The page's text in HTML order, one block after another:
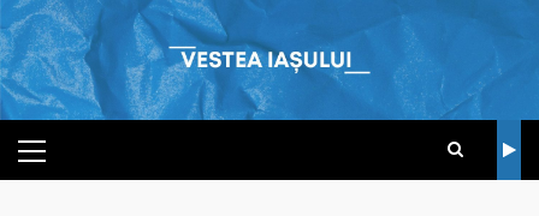
Skip
to
content
PRIMARY
MENU